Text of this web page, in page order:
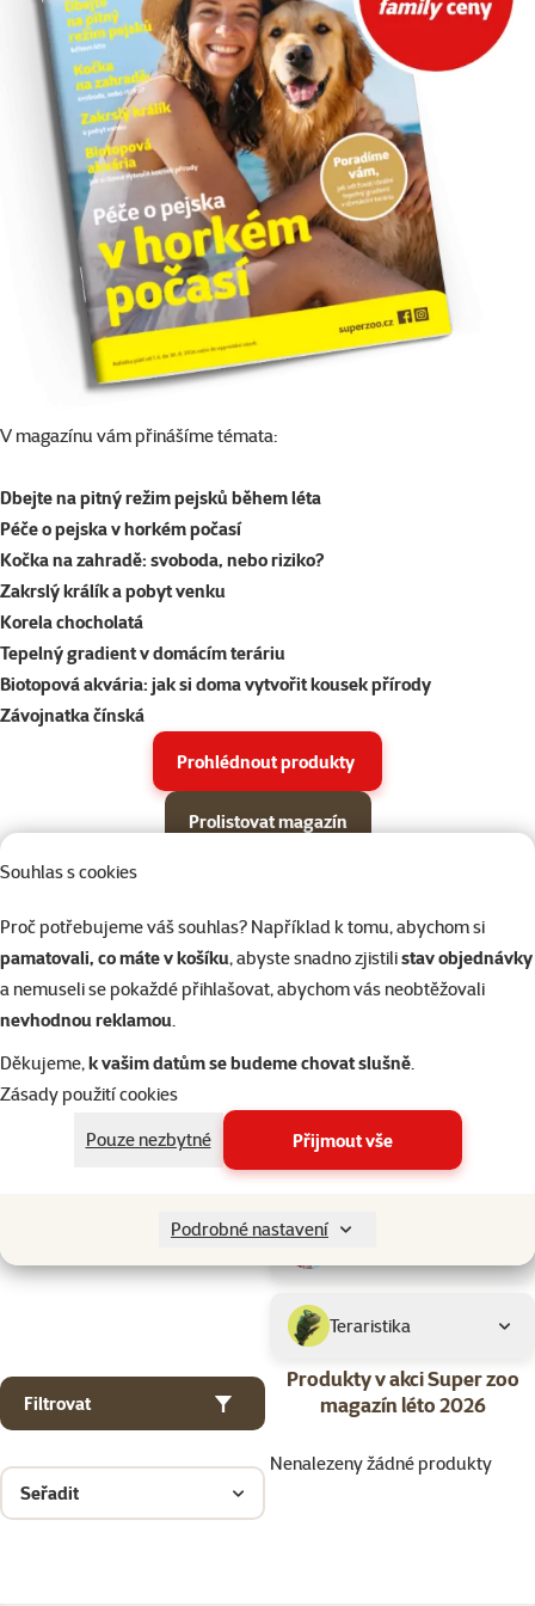
Souhlas s cookies
Proč potřebujeme váš souhlas? Například k tomu, abychom si
pamatovali, co máte v košíku, abyste snadno zjistilistav objednávky
a nemuseli se pokaždé přihlašovat, abychom vás neobtěžovali
nevhodnou reklamou.
Děkujeme,k vašim datům se budeme chovat slušně.
Zásady použití cookies
Pouze nezbytné
Přijmout vše
Podrobné nastavení
V magazínu vám přinášíme témata:
Dbejte na pitný režim pejsků během léta
Péče o pejska v horkém počasí
Kočka na zahradě: svoboda, nebo riziko?
Zakrslý králík a pobyt venku
Korela chocholatá
Tepelný gradient v domácím teráriu
Biotopová akvária: jak si doma vytvořit kousek přírody
Závojnatka čínská
Prohlédnout produkty
Prolistovat magazín
Podkategorie
Psi
Ptáci
Teraristika
Filtrovat
Produkty v akci Super zoo
magazín léto 2026
Seřadit
Nenalezeny žádné produkty